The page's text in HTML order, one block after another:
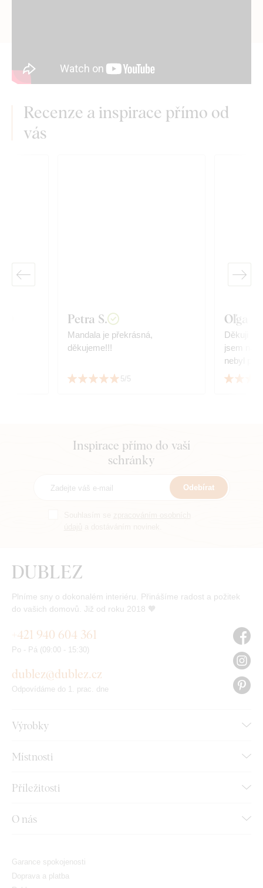
Recenze a inspirace přímo od
vás
Petra S.
Mandala je překrásná,
děkujeme!!!
5/5
Oľga I.
Děkuji
jsem
nebyl
Inspirace přímo do vaší
schránky
Odebírat
Plníme sny o dokonalém interiéru. Přinášíme radost a požitek
do vašich domovů. Již od roku 2018 🧡
Výrobky
Místnosti
Příležitosti
O nás
+421 940 604 361
Po - Pá (09:00 - 15:30)
dublez@dublez.cz
Odpovídáme do 1. prac. dne
Garance spokojenosti
Doprava a platba